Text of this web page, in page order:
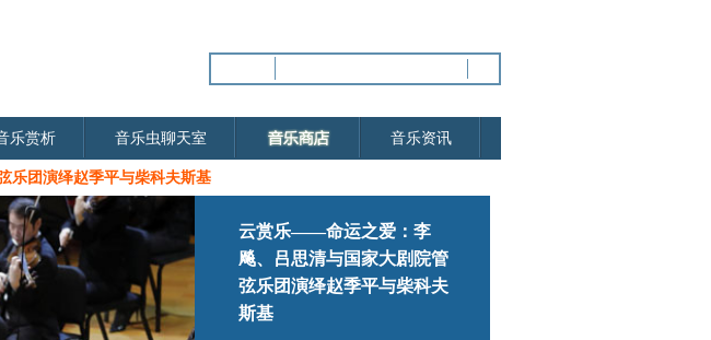
乐赏析 音乐虫聊天室 音乐资讯
团演绎赵季平与柴科夫斯基
云赏乐——命运之爱：李
飚、吕思清与国家大剧院管
弦乐团演绎赵季平与柴科夫
斯基